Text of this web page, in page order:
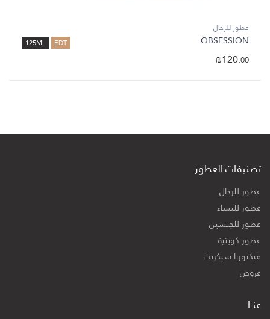
عطور للرجال
125ML EDT OBSESSION
₪120.00
تصنيفات العطور
عطور للرجال
عطور للنساء
عطور للجنسين
عطور كويتية
فيكتوريا سيكريت
عروض
عنــا